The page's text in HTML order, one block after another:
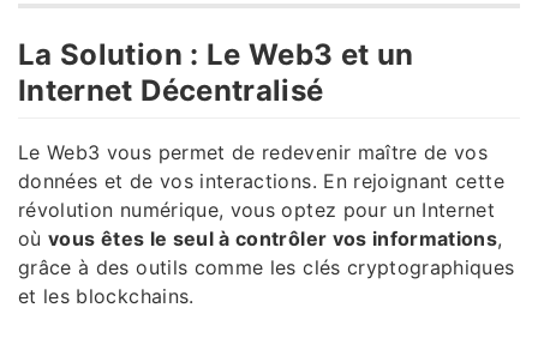
La Solution : Le Web3 et un
Internet Décentralisé
Le Web3 vous permet de redevenir maître de vos
données et de vos interactions. En rejoignant cette
révolution numérique, vous optez pour un Internet
oùvous êtes le seul à contrôler vos informations,
grâce à des outils comme les clés cryptographiques
et les blockchains.